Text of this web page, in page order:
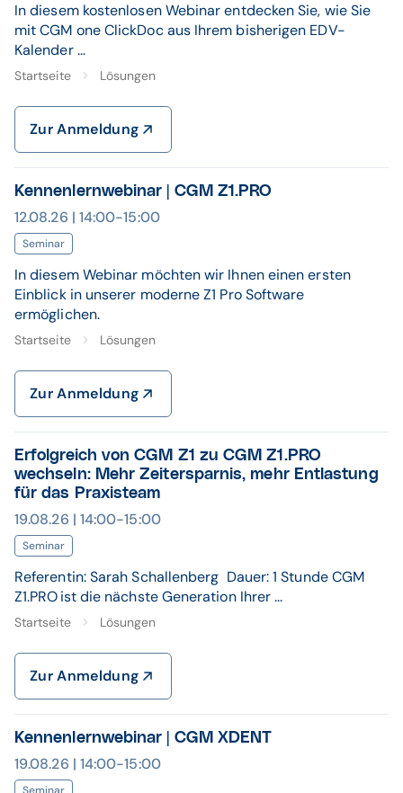
In diesem kostenlosen Webinar entdecken Sie, wie Sie
mit CGM one ClickDoc aus Ihrem bisherigen EDV-
Kalender ...
Startseite Lösungen
Zur Anmeldung
Kennenlernwebinar | CGM Z1.PRO
12.08.26 | 14:00-15:00
Seminar
In diesem Webinar möchten wir Ihnen einen ersten
Einblick in unserer moderne Z1 Pro Software
ermöglichen.
Startseite Lösungen
Zur Anmeldung
Erfolgreich von CGM Z1 zu CGM Z1.PRO
wechseln: Mehr Zeitersparnis, mehr Entlastung
für das Praxisteam
19.08.26 | 14:00-15:00
Seminar
Referentin: Sarah Schallenberg Dauer: 1 Stunde CGM
Z1.PRO ist die nächste Generation Ihrer ...
Startseite Lösungen
Zur Anmeldung
Kennenlernwebinar | CGM XDENT
19.08.26 | 14:00-15:00